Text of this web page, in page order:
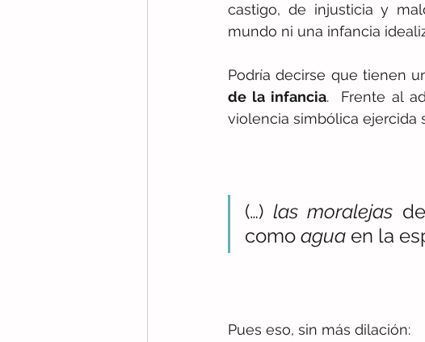
castigo, de injusticia y
mundo ni una infancia
Podría decirse que tienen
de la infancia.  Frente al
violencia simbólica ejercida
(…) las moralejas
como agua en la
Pues eso, sin más dilación: